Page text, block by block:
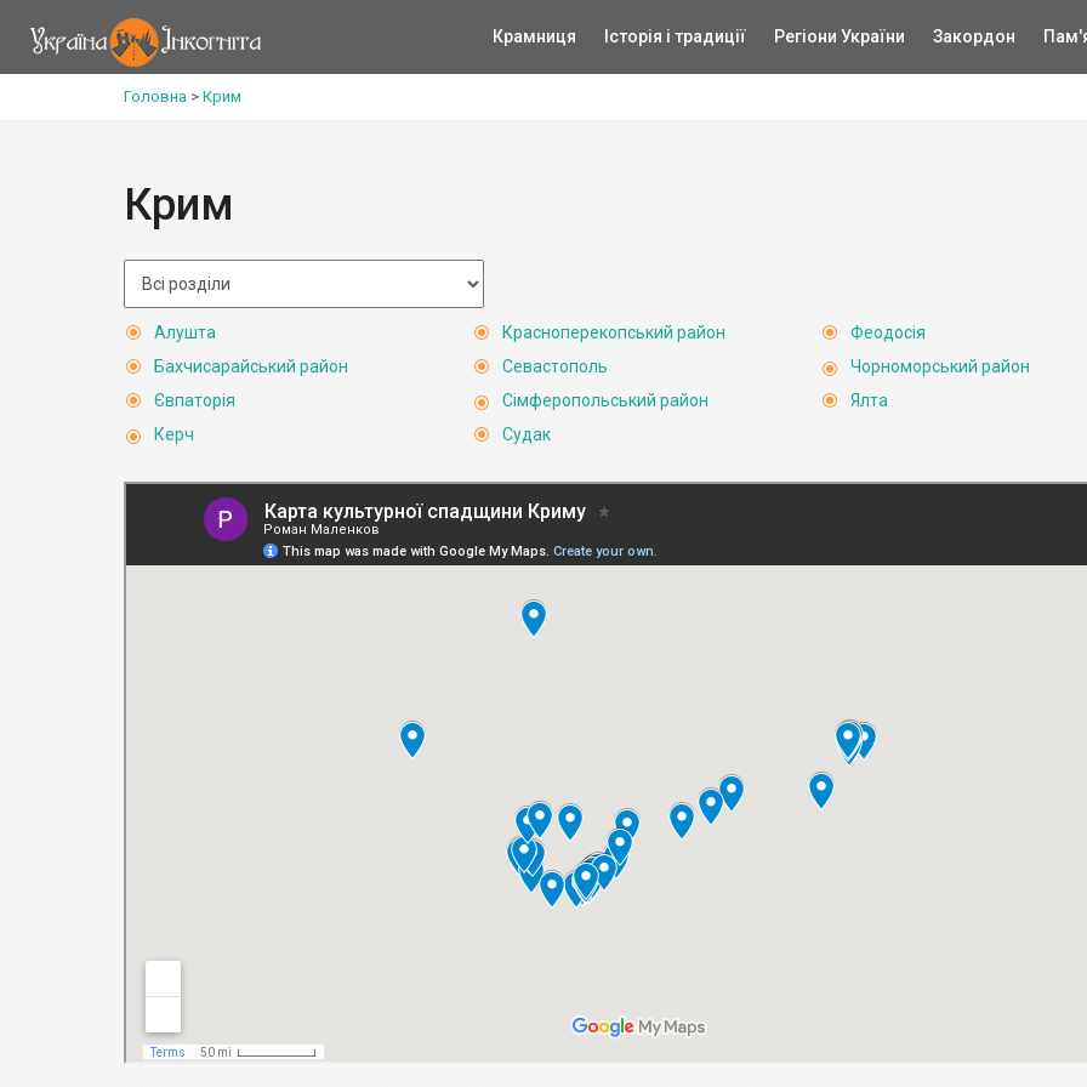
Крамниця Історія і традиції Регіони України Закордон
Головна > Крим
Крим
Алушта
Бахчисарайський район
Євпаторія
Керч
Красноперекопський район
Севастополь
Сімферопольський район
Судак
Феодосія
Чорноморський район
Ялта